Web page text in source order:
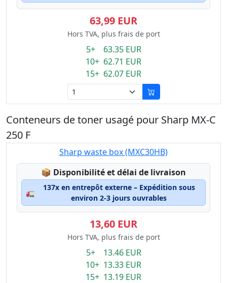
63,99 EUR
Hors TVA, plus frais de port
5+ 63.35 EUR
10+ 62.71 EUR
15+ 62.07 EUR
Conteneurs de toner usagé pour Sharp MX-C
250 F
Sharp waste box (MXC30HB)
📦 Lagerstatus:
Disponibilité et délai de livraison
🚛
137x en entrepôt externe – Expédition sous
environ 2-3 jours ouvrables
13,60 EUR
Hors TVA, plus frais de port
5+ 13.46 EUR
10+ 13.33 EUR
15+ 13.19 EUR